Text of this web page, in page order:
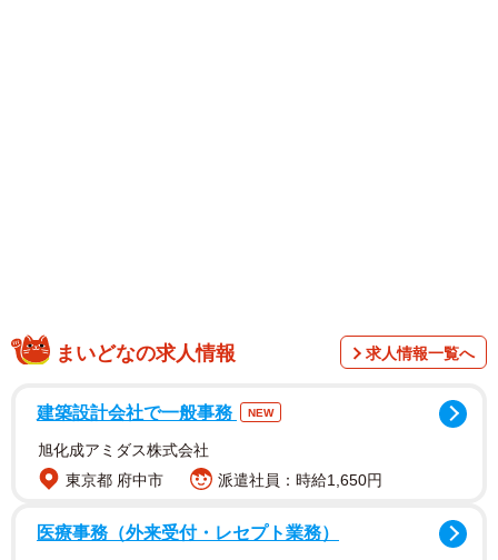
まいどなの求人情報 求人情報一覧へ
建築設計会社で一般事務 NEW
旭化成アミダス株式会社
東京都 府中市
派遣社員：時給1,650円
医療事務（外来受付・レセプト業務）